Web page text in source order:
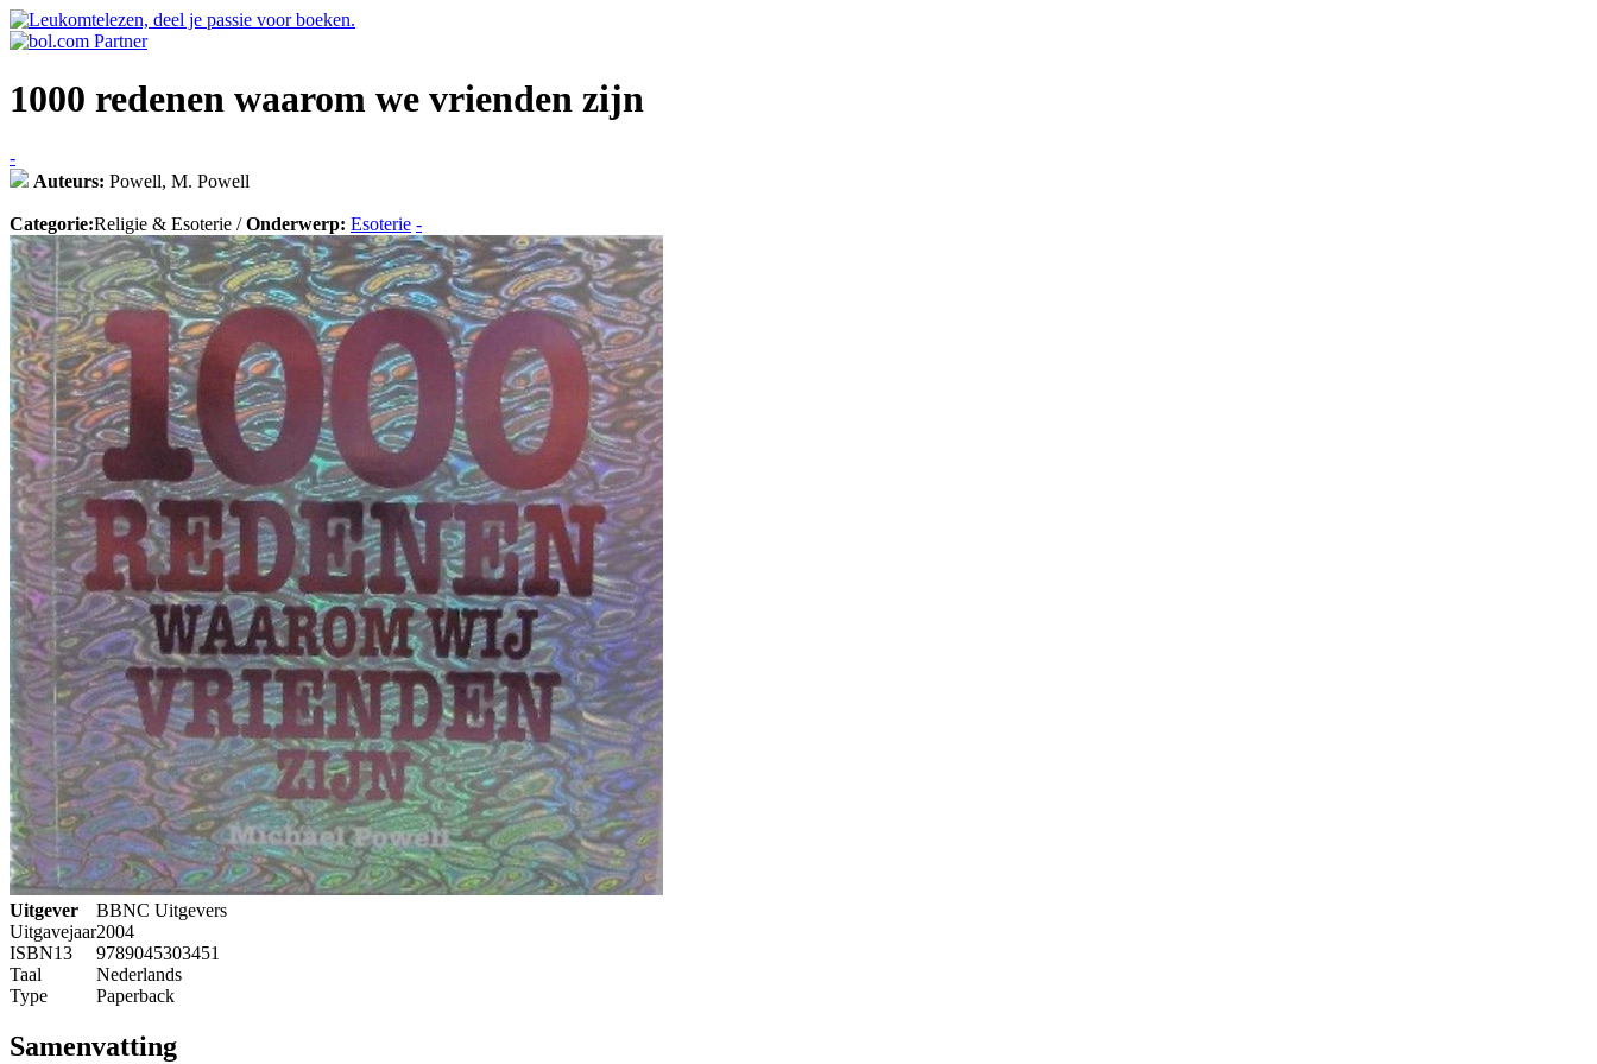
1000 redenen waarom we vrienden zijn
-
Auteurs: Powell, M. Powell
Categorie:Religie & Esoterie /Onderwerp: Esoterie -
Uitgever
BBNC Uitgevers
Uitgavejaar2004
ISBN13
9789045303451
Taal
Nederlands
Type
Paperback
Samenvatting